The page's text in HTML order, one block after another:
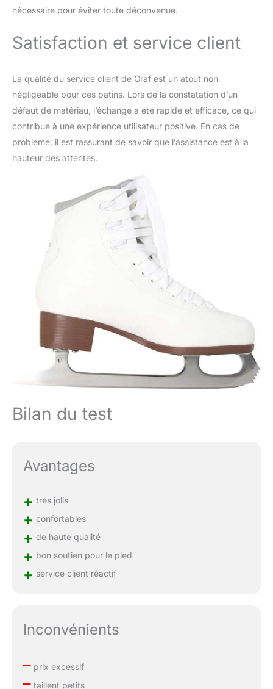
nécessaire pour éviter toute déconvenue.
Satisfaction et service client
La qualité du service client de Graf est un atout non
négligeable pour ces patins. Lors de la constatation d’un
défaut de matériau, l’échange a été rapide et efficace, ce qui
contribue à une expérience utilisateur positive. En cas de
problème, il est rassurant de savoir que l’assistance est à la
hauteur des attentes.
Bilan du test
Avantages
+ très jolis
+ confortables
+ de haute qualité
+ bon soutien pour le pied
+ service client réactif
Inconvénients
–prix excessif
–taillent petits